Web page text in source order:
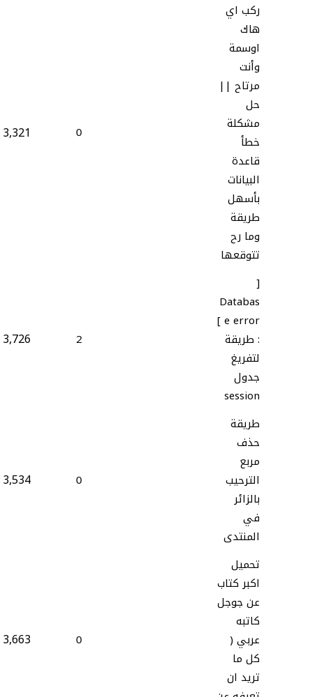
ركب اي
هاك
اوسمة
وأنت
مرتاح ||
حل
مشكلة
خطأ
قاعدة
البيانات
بأسهل
طريقة
وما رح
تتوقعها
0
3,321
[
Databas
e error ]
: طريقة
لتفريغ
جدول
session
2
3,726
طريقة
حذف
مربع
الترحيب
بالزائر
في
المنتدى
0
3,534
تحميل
اكبر كتاب
عن جوجل
كاتبه
عربي (
كل ما
تريد ان
0
3,663